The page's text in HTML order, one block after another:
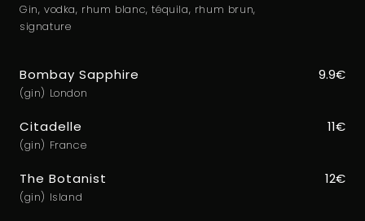
Gin, vodka, rhum blanc, téquila, rhum brun,
signature
Bombay Sapphire
(gin) London
9.9€
Citadelle
(gin) France
11€
The Botanist
(gin) Island
12€